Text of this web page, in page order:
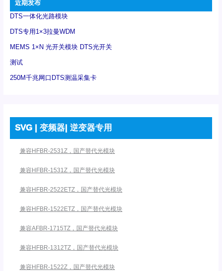
近期发布
DTS一体化光路模块
DTS专用1×3拉曼WDM
MEMS 1×N 光开关模块 DTS光开关
测试
250M千兆网口DTS测温采集卡
SVG | 变频器| 逆变器专用
兼容HFBR-2531Z，国产替代光模块
兼容HFBR-1531Z，国产替代光模块
兼容HFBR-2522ETZ，国产替代光模块
兼容HFBR-1522ETZ，国产替代光模块
兼容AFBR-1715TZ，国产替代光模块
兼容HFBR-1312TZ，国产替代光模块
兼容HFBR-1522Z，国产替代光模块